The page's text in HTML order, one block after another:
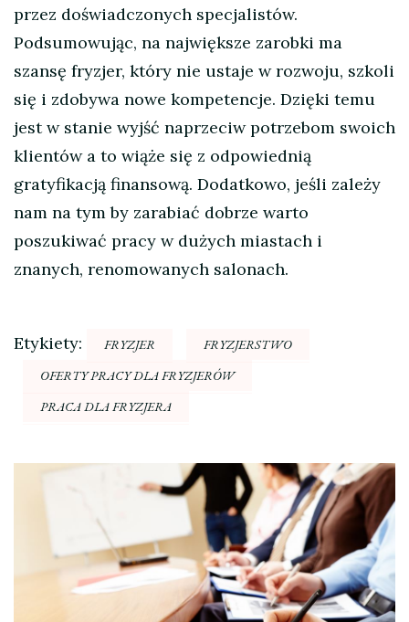
przez doświadczonych specjalistów.
Podsumowując, na największe zarobki ma
szansę fryzjer, który nie ustaje w rozwoju, szkoli
się i zdobywa nowe kompetencje. Dzięki temu
jest w stanie wyjść naprzeciw potrzebom swoich
klientów a to wiąże się z odpowiednią
gratyfikacją finansową. Dodatkowo, jeśli zależy
nam na tym by zarabiać dobrze warto
poszukiwać pracy w dużych miastach i
znanych, renomowanych salonach.
Etykiety: FRYZJER
FRYZJERSTWO
OFERTY PRACY DLA FRYZJERÓW
PRACA DLA FRYZJERA
Nawigacja
wpisu